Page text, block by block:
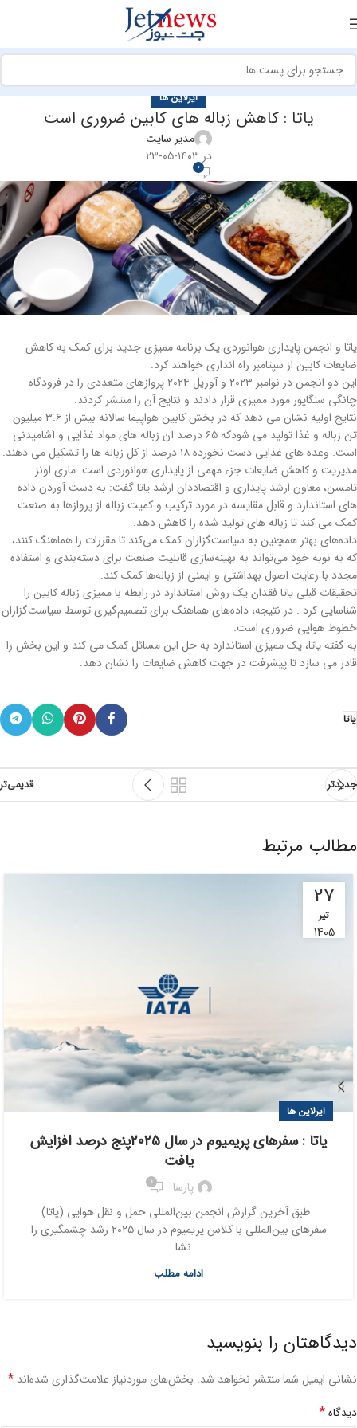
ایرلاین ها
یاتا : کاهش زباله های کابین ضروری است
مدیر سایت
در ۱۴۰۳-۰۵-۲۳
0
یاتا و انجمن پایداری هوانوردی یک برنامه ممیزی جدید برای کمک به کاهش
ضایعات کابین از سپتامبر راه اندازی خواهند کرد.
این دو انجمن در نوامبر ۲۰۲۳ و آوریل ۲۰۲۴ پروازهای متعددی را در فرودگاه
چانگی سنگاپور مورد ممیزی قرار دادند و نتایج آن را منتشر کردند.
نتایج اولیه نشان می دهد که در بخش کابین هواپیما سالانه بیش از ۳.۶ میلیون
تن زباله و غذا تولید می شودکه ۶۵ درصد آن زباله های مواد غذایی و آشامیدنی
است. وعده های غذایی دست نخورده ۱۸ درصد از کل زباله ها را تشکیل می دهند.
مدیریت و کاهش ضایعات جزء مهمی از پایداری هوانوردی است. ماری اونز
تامسن، معاون ارشد پایداری و اقتصاددان ارشد یاتا گفت: به دست آوردن داده
های استاندارد و قابل مقایسه در مورد ترکیب و کمیت زباله از پروازها به صنعت
کمک می کند تا زباله های تولید شده را کاهش دهد.
داده‌های بهتر همچنین به سیاست‌گزاران کمک می‌کند تا مقررات را هماهنگ کنند،
که به نوبه خود می‌تواند به بهینه‌سازی قابلیت صنعت برای دسته‌بندی و استفاده
مجدد با رعایت اصول بهداشتی و ایمنی از زباله‌ها کمک کند.
تحقیقات قبلی یاتا فقدان یک روش استاندارد در رابطه با ممیزی زباله کابین را
شناسایی کرد . در نتیجه، داده‌های هماهنگ برای تصمیم‌گیری توسط سیاست‌گزاران
خطوط هوایی ضروری است.
به گفته یاتا، یک ممیزی استاندارد به حل این مسائل کمک می کند و این بخش را
قادر می سازد تا پیشرفت در جهت کاهش ضایعات را نشان دهد.
یاتا
جدیدتر قدیمی‌تر
مطالب مرتبط
27
تیر
1405
ایرلاین ها
یاتا : سفرهای پریمیوم در سال ۲۰۲۵پنج درصد افزایش
یافت
پارسا 0
طبق آخرین گزارش انجمن بین‌المللی حمل و نقل هوایی (یاتا)
سفرهای بین‌المللی با کلاس پریمیوم در سال ۲۰۲۵ رشد چشمگیری را
نشا...
ادامه مطلب
دیدگاهتان را بنویسید
نشانی ایمیل شما منتشر نخواهد شد. بخش‌های موردنیاز علامت‌گذاری شده‌اند *
دیدگاه*